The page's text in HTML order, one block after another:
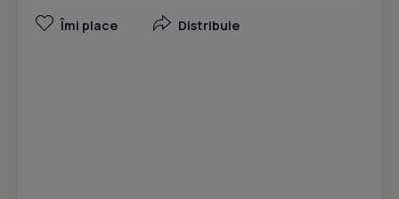
Îmi place Distribuie